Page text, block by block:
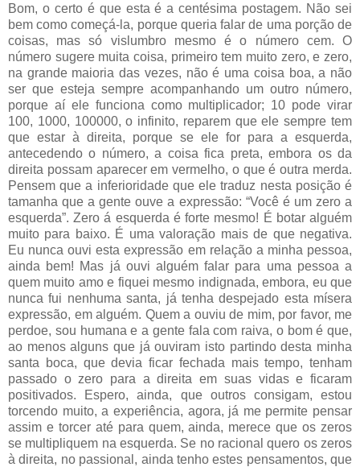
Bom, o certo é que esta é a centésima postagem. Não sei
bem como começá-la, porque queria falar de uma porção de
coisas, mas só vislumbro mesmo é o número cem. O
número sugere muita coisa, primeiro tem muito zero, e zero,
na grande maioria das vezes, não é uma coisa boa, a não
ser que esteja sempre acompanhando um outro número,
porque aí ele funciona como multiplicador; 10 pode virar
100, 1000, 100000, o infinito, reparem que ele sempre tem
que estar à direita, porque se ele for para a esquerda,
antecedendo o número, a coisa fica preta, embora os da
direita possam aparecer em vermelho, o que é outra merda.
Pensem que a inferioridade que ele traduz nesta posição é
tamanha que a gente ouve a expressão: “Você é um zero a
esquerda”. Zero á esquerda é forte mesmo! É botar alguém
muito para baixo. É uma valoração mais de que negativa.
Eu nunca ouvi esta expressão em relação a minha pessoa,
ainda bem! Mas já ouvi alguém falar para uma pessoa a
quem muito amo e fiquei mesmo indignada, embora, eu que
nunca fui nenhuma santa, já tenha despejado esta mísera
expressão, em alguém. Quem a ouviu de mim, por favor, me
perdoe, sou humana e a gente fala com raiva, o bom é que,
ao menos alguns que já ouviram isto partindo desta minha
santa boca, que devia ficar fechada mais tempo, tenham
passado o zero para a direita em suas vidas e ficaram
positivados. Espero, ainda, que outros consigam, estou
torcendo muito, a experiência, agora, já me permite pensar
assim e torcer até para quem, ainda, merece que os zeros
se multipliquem na esquerda. Se no racional quero os zeros
à direita, no passional, ainda tenho estes pensamentos, que